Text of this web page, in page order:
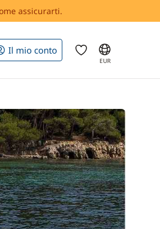
assicurarti.
Il mio conto
EUR